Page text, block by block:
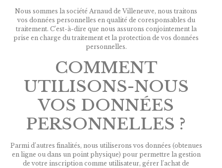
Nous sommes la société Arnaud de Villeneuve, nous traitons
vos données personnelles en qualité de coresponsables du
traitement. C’est-à-dire que nous assurons conjointement la
prise en charge du traitement et la protection de vos données
personnelles.
COMMENT
UTILISONS-NOUS
VOS DONNÉES
PERSONNELLES ?
Parmi d’autres finalités, nous utiliserons vos données (obtenues
en ligne ou dans un point physique) pour permettre la gestion
de votre inscription comme utilisateur, gérer l’achat de